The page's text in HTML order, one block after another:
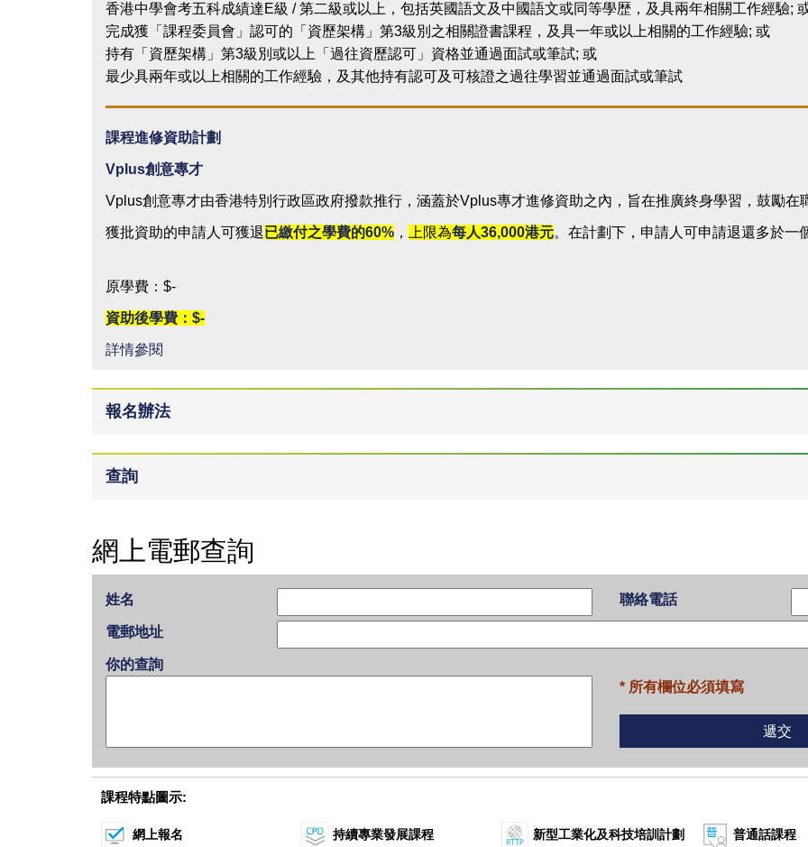
香港中學會考五科成績達E級 / 第二級或以上，包括英國語文及中國語文或同等學歴，及具兩年相關工作經驗;
完成獲「課程委員會」認可的「資歷架構」第3級別之相關證書課程，及具一年或以上相關的工作經驗; 或
持有「資歷架構」第3級別或以上「過往資歷認可」資格並通過面試或筆試; 或
最少具兩年或以上相關的工作經驗，及其他持有認可及可核證之過往學習並通過面試或筆試
課程進修資助計劃
Vplus創意專才
Vplus創意專才由香港特別行政區政府撥款推行，涵蓋於Vplus專才進修資助之內，旨在推廣終身學習，鼓勵
獲批資助的申請人可獲退已繳付之學費的60% ， 上限為每人36,000港元。在計劃下，申請人可申請退還多於一
原學費：$-
資助後學費：$-
詳情參閱
報名辦法
查詢
網上電郵查詢
姓名 聯絡電話
電郵地址
你的查詢
* 所有欄位必須填寫
課程特點圖示:
網上報名 持續專業發展課程 新型工業化及科技培訓計劃 普通話課程